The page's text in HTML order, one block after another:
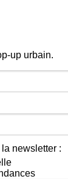
urbain.
newsletter :